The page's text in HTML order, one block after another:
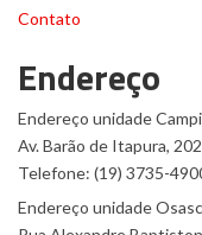
Contato
Endereço
Endereço unidade
Av. Barão de Itapura,
Telefone: (19) 3735-
Endereço unidade